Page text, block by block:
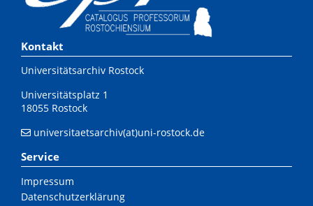
Kontakt
Universitätsarchiv Rostock
Universitätsplatz 1
18055 Rostock
universitaetsarchiv(at)uni-rostock.de
Service
Impressum
Datenschutzerklärung